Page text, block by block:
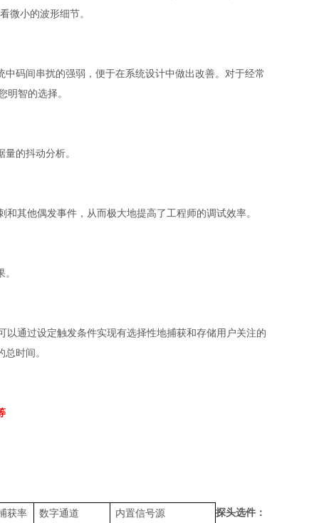
微小的波形细节。
码间串扰的强弱，便于在系统设计中做出改善。对于经常
明智的选择。
的抖动分析。
其他偶发事件，从而极大地提高了工程师的调试效率。
通过设定触发条件实现有选择性地捕获和存储用户关注的
时间。
获率 数字通道 内置信号源 探头选件：